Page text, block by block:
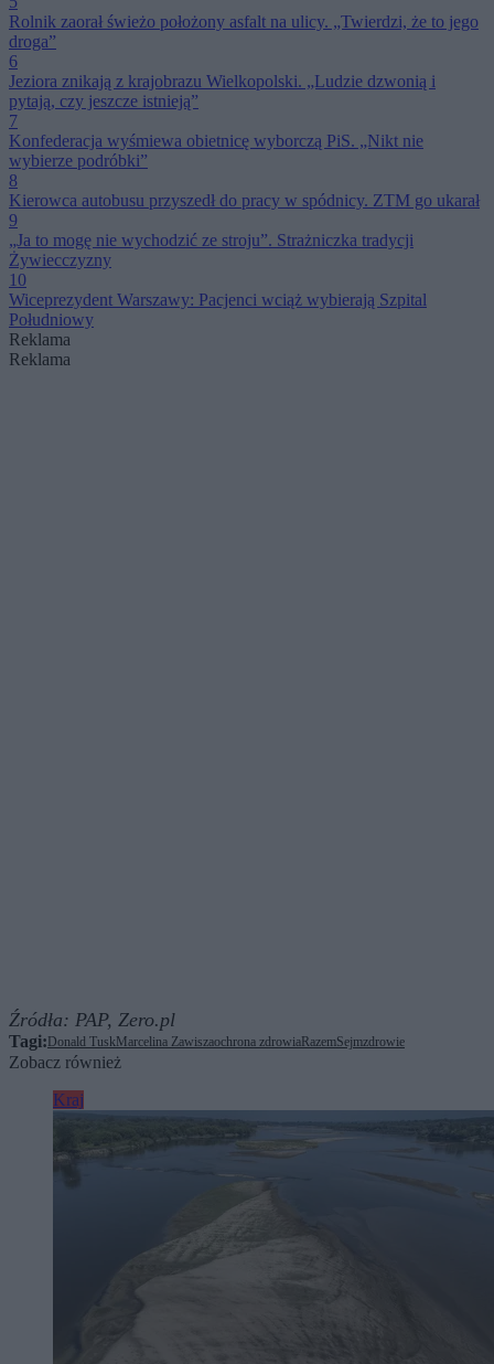
Rolnik zaorał świeżo położony asfalt na ulicy. „Twierdzi, że to jego
droga”
6
Jeziora znikają z krajobrazu Wielkopolski. „Ludzie dzwonią i
pytają, czy jeszcze istnieją”
7
Konfederacja wyśmiewa obietnicę wyborczą PiS. „Nikt nie
wybierze podróbki”
8
Kierowca autobusu przyszedł do pracy w spódnicy. ZTM go ukarał
9
„Ja to mogę nie wychodzić ze stroju”. Strażniczka tradycji
Żywiecczyzny
10
Wiceprezydent Warszawy: Pacjenci wciąż wybierają Szpital
Południowy
Reklama
Reklama
Źródła: PAP, Zero.pl
Tagi: Donald TuskMarcelina Zawiszaochrona zdrowia RazemSejmzdrowie
Zobacz również
Kraj